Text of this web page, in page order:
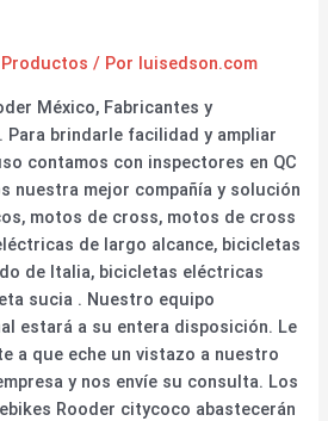
Productos / Por luisedson.com
México, Fabricantes y
Para brindarle facilidad y ampliar
contamos con inspectores en QC
nuestra mejor compañía y solución
motos de cross, motos de cross
de largo alcance, bicicletas
de Italia, bicicletas eléctricas
sucia . Nuestro equipo
estará a su entera disposición. Le
a que eche un vistazo a nuestro
y nos envíe su consulta. Los
Rooder citycoco abastecerán